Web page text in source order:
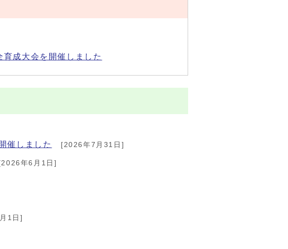
成大会を開催しました
催しました [2026年7月31日]
年6月1日]
1日]